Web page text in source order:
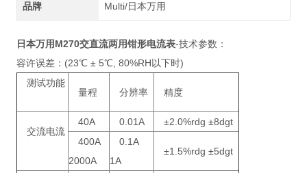
品牌 Multi/日本万用
日本万用M270交直流两用钳形电流表-技术参数：
容许误差：(23℃ ± 5℃, 80%RH以下时)
测试功能
量程
分辨率 精度
交流电流
40A 0.01A
±2.0%rdg ±8dgt
400A
2000A
0.1A
1A
±1.5%rdg ±5dgt